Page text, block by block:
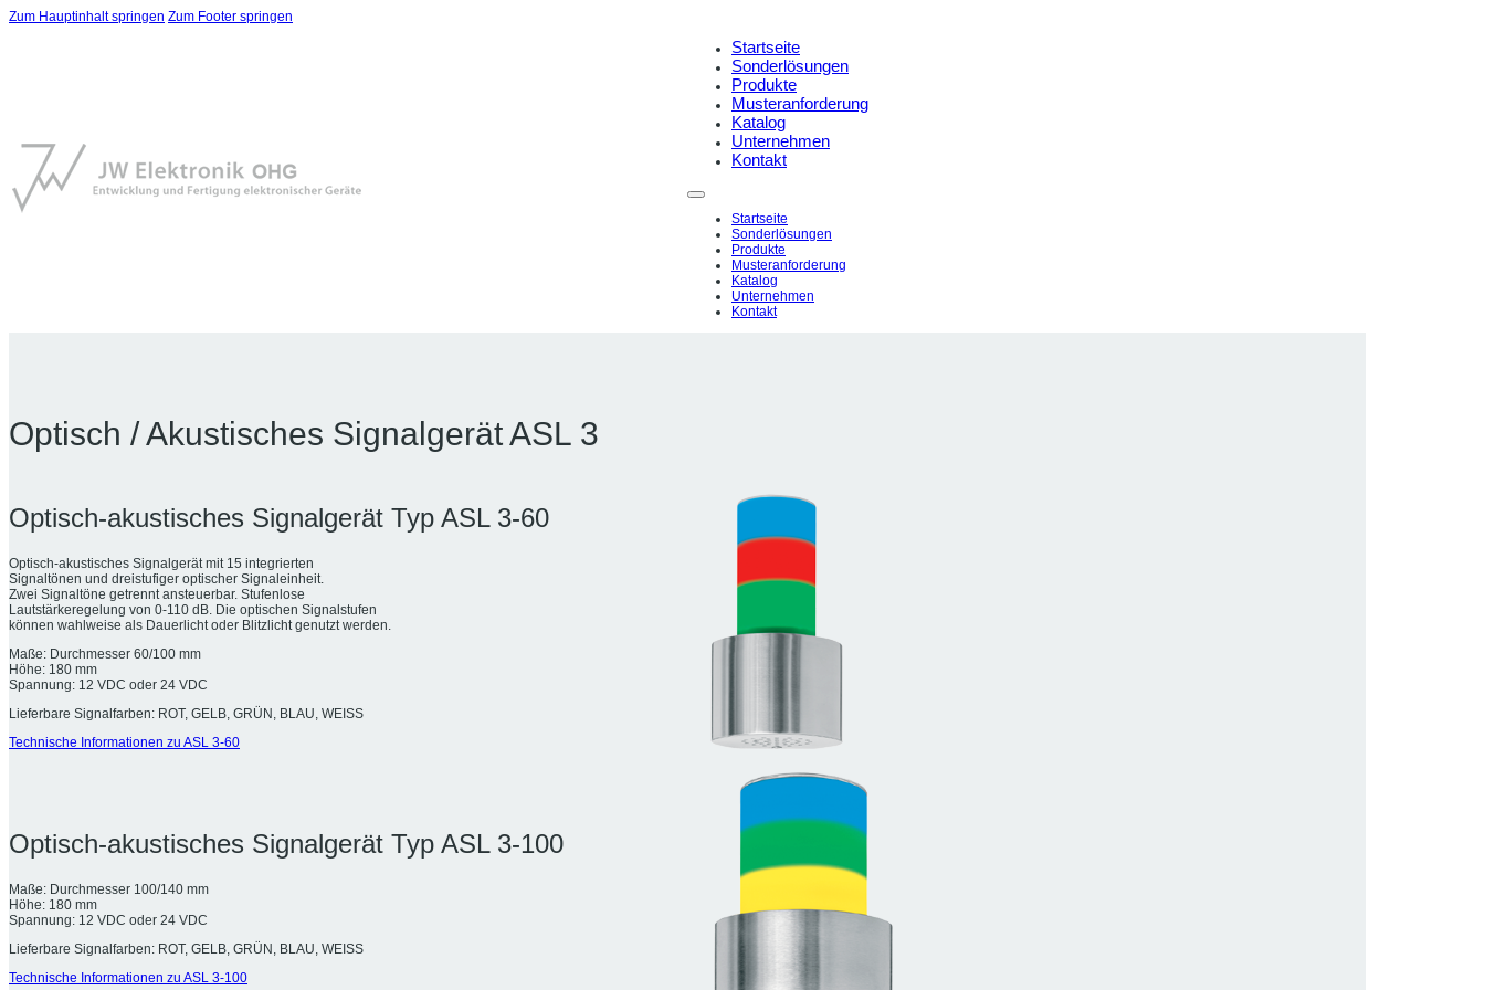
Zum Hauptinhalt springen Zum Footer springen
Startseite
Sonderlösungen
Produkte
Musteranforderung
Katalog
Unternehmen
Kontakt
Startseite
Sonderlösungen
Produkte
Musteranforderung
Katalog
Unternehmen
Kontakt
Optisch / Akustisches Signalgerät ASL 3
Optisch-akustisches Signalgerät Typ ASL 3-60
Optisch-akustisches Signalgerät mit 15 integrierten
Signaltönen und dreistufiger optischer Signaleinheit.
Zwei Signaltöne getrennt ansteuerbar. Stufenlose
Lautstärkeregelung von 0-110 dB. Die optischen Signalstufen
können wahlweise als Dauerlicht oder Blitzlicht genutzt werden.
Maße: Durchmesser 60/100 mm
Höhe: 180 mm
Spannung: 12 VDC oder 24 VDC
Lieferbare Signalfarben: ROT, GELB, GRÜN, BLAU, WEISS
Technische Informationen zu ASL 3-60
Optisch-akustisches Signalgerät Typ ASL 3-100
Maße: Durchmesser 100/140 mm
Höhe: 180 mm
Spannung: 12 VDC oder 24 VDC
Lieferbare Signalfarben: ROT, GELB, GRÜN, BLAU, WEISS
Technische Informationen zu ASL 3-100